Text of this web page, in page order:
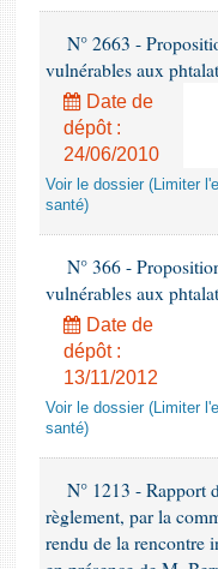
N° 2663 -
vulnérables aux
Date de
dépôt :
24/06/2010
Voir le dossier (Limiter
santé)
N° 366 -
vulnérables aux
Date de
dépôt :
13/11/2012
Voir le dossier (Limiter
santé)
N° 1213 - Rapport
règlement, par la
rendu de la rencontre